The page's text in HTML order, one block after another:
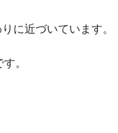
に近づいています。
。